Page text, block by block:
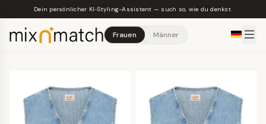
Skip to main content
Dein persönlicher KI-Styling-Assistent — such so, wie du denkst.
Frauen Männer